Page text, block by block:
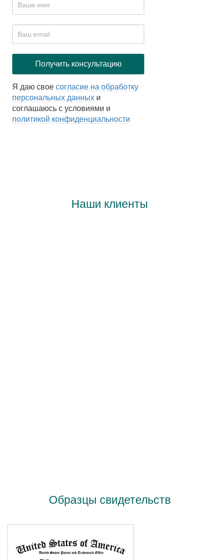
Я даю свое согласие на обработку
персональных данных и
соглашаюсь с условиями и
политикой конфиденциальности
Наши клиенты
Образцы свидетельств